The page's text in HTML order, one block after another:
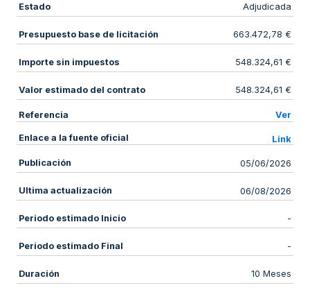
Estado Adjudicada
Presupuesto base de licitación 663.472,78 €
Importe sin impuestos 548.324,61 €
Valor estimado del contrato 548.324,61 €
Referencia Ver
Enlace a la fuente oficial Link
Publicación 05/06/2026
Ultima actualización 06/08/2026
Periodo estimado Inicio -
Periodo estimado Final -
Duración 10 Meses